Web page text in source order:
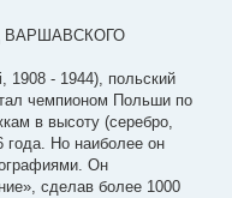
ВАРШАВСКОГО
1908 - 1944), польский
чемпионом Польши по
в высоту (серебро,
года. Но наиболее он
Он
сделав более 1000